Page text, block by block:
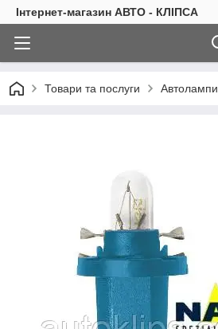
Інтернет-магазин АВТО - КЛІПСА
Товари та послуги Автолампи